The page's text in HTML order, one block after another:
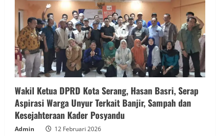
Wakil Ketua DPRD Kota Serang, Hasan Basri, Serap
Aspirasi Warga Unyur Terkait Banjir, Sampah dan
Kesejahteraan Kader Posyandu
Admin 12 Februari 2026